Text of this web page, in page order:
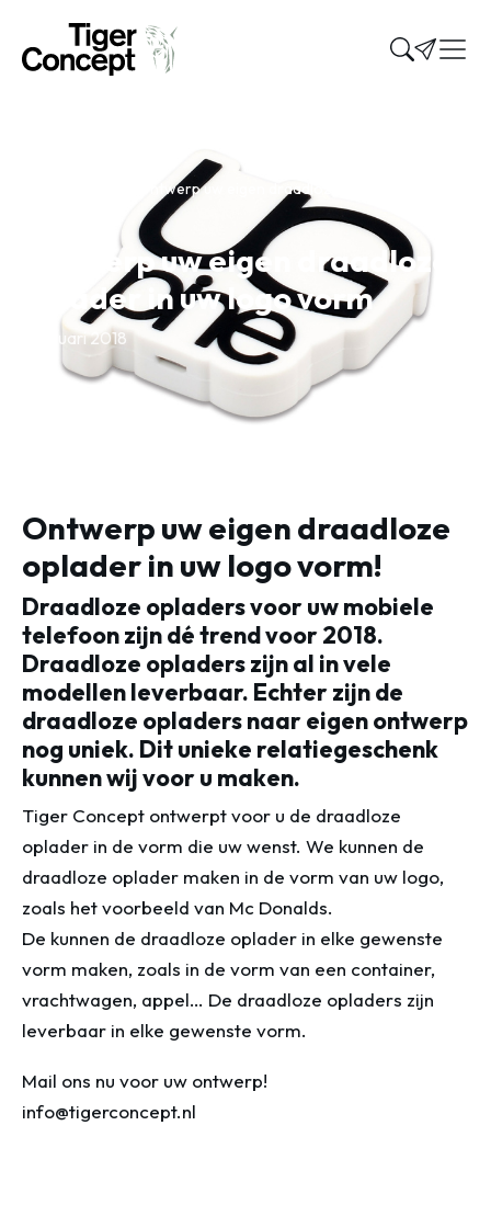
Ontwerp uw eigen draadloze oplader in uw
Ontwerp uw eigen draadloze
oplader in uw logo vorm
4 januari 2018
Ontwerp uw eigen draadloze
oplader in uw logo vorm!
Draadloze opladers voor uw mobiele
telefoon zijn dé trend voor 2018.
Draadloze opladers zijn al in vele
modellen leverbaar. Echter zijn de
draadloze opladers naar eigen ontwerp
nog uniek. Dit unieke relatiegeschenk
kunnen wij voor u maken.
Tiger Concept ontwerpt voor u de draadloze
oplader in de vorm die uw wenst. We kunnen de
draadloze oplader maken in de vorm van uw logo,
zoals het voorbeeld van Mc Donalds.
De kunnen de draadloze oplader in elke gewenste
vorm maken, zoals in de vorm van een container,
vrachtwagen, appel… De draadloze opladers zijn
leverbaar in elke gewenste vorm.
Mail ons nu voor uw ontwerp!
info@tigerconcept.nl